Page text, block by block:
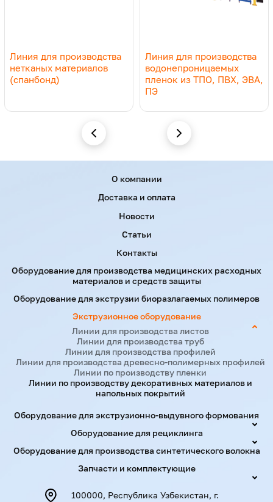
Линия для производства
нетканых материалов
(спанбонд)
Линия для производства
водонепроницаемых
пленок из ТПО, ПВХ, ЭВА,
ПЭ
Оборудование для производства медицинских расходных
материалов и средств защиты
Оборудование для экструзии биоразлагаемых полимеров
Экструзионное оборудование
Линии для производства листов
Линии для производства труб
Линии для производства профилей
Линии для производства древесно-полимерных профилей
Линии по производству пленки
Линии по производству декоративных материалов и
напольных покрытий
Оборудование для экструзионно-выдувного формования
Оборудование для рециклинга
Оборудование для производства синтетического волокна
Запчасти и комплектующие
О компании
Доставка и оплата
Новости
Статьи
Контакты
100000, Республика Узбекистан, г.